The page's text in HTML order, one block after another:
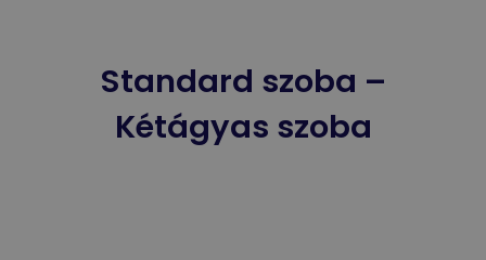
Standard szoba –
Kétágyas szoba